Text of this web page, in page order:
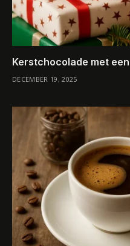
Kerstchocolade met
DECEMBER 19, 2025